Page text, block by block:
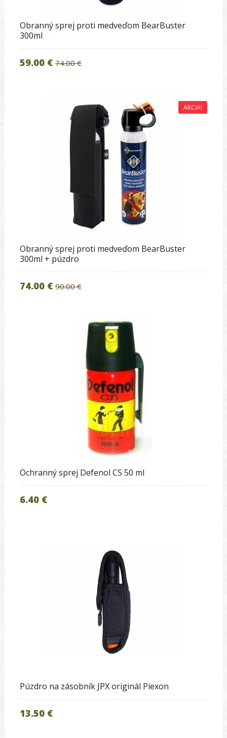
Obranný sprej proti medveďom BearBuster
300ml
59.00 € 74.00 €
AKCIA!
Obranný sprej proti medveďom BearBuster
300ml + púzdro
74.00 € 90.00 €
Ochranný sprej Defenol CS 50 ml
6.40 €
Púzdro na zásobník JPX originál Piexon
13.50 €